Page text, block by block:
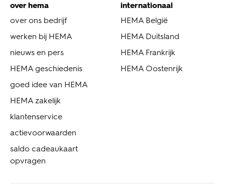
over hema
over ons bedrijf
werken bij HEMA
nieuws en pers
HEMA geschiedenis
goed idee van HEMA
HEMA zakelijk
klantenservice
actievoorwaarden
saldo cadeaukaart
opvragen
internationaal
HEMA België
HEMA Duitsland
HEMA Frankrijk
HEMA Oostenrijk